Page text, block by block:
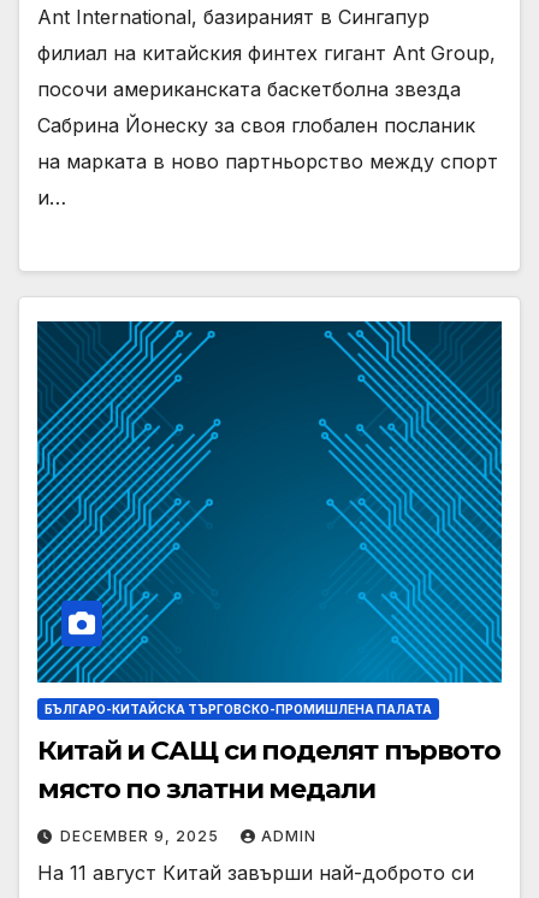
Ant International, базираният в Сингапур
филиал на китайския финтех гигант Ant Group,
посочи американската баскетболна звезда
Сабрина Йонеску за своя глобален посланик
на марката в ново партньорство между спорт
и…
БЪЛГАРО-КИТАЙСКА ТЪРГОВСКО-ПРОМИШЛЕНА ПАЛАТА
Китай и САЩ си поделят първото
място по златни медали
DECEMBER 9, 2025 ADMIN
На 11 август Китай завърши най-доброто си